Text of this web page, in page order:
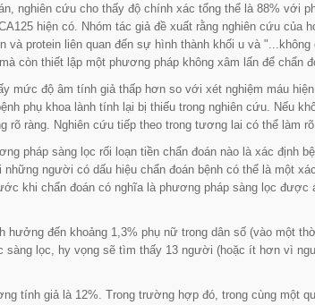
nghiên cứu cho thấy độ chính xác tổng thể là 88% với
hiện có. Nhóm tác giả đề xuất rằng nghiên cứu của
và protein liên quan đến sự hình thành khối u và"...không
còn thiết lập một phương pháp không xâm lấn để chẩn
mức độ âm tính giả thấp hơn so với xét nghiệm máu
phụ khoa lành tính lại bị thiếu trong nghiên cứu. Nếu
rõ ràng. Nghiên cứu tiếp theo trong tương lai có thể làm
pháp sàng lọc rối loạn tiền chẩn đoán nào là xác định
người có dấu hiệu chẩn đoán bệnh có thể là một
khi chẩn đoán có nghĩa là phương pháp sàng lọc được
hưởng đến khoảng 1,3% phụ nữ trong dân số (vào một
sàng lọc, hy vọng sẽ tìm thấy 13 người (hoặc ít hơn vì
tính giả là 12%. Trong trường hợp đó, trong cùng một